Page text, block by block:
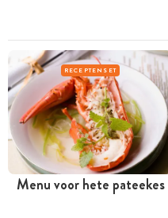
RECEPTENSET
Menu voor hete pateekes